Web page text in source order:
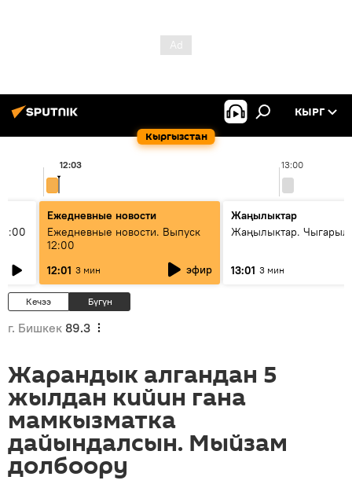
Кыргызстан
КЫРГ
13:00
12:03
Ежедневные новости
Ежедневные новости. Выпуск
12:00
12:01 3 мин эфир
Жаңылыктар
Жаңылыктар.
13:01 3 мин
Кечээ Бүгүн
г. Бишкек 89.3
Жарандык алгандан 5
жылдан кийин гана
мамкызматка
дайындалсын. Мыйзам
долбоору